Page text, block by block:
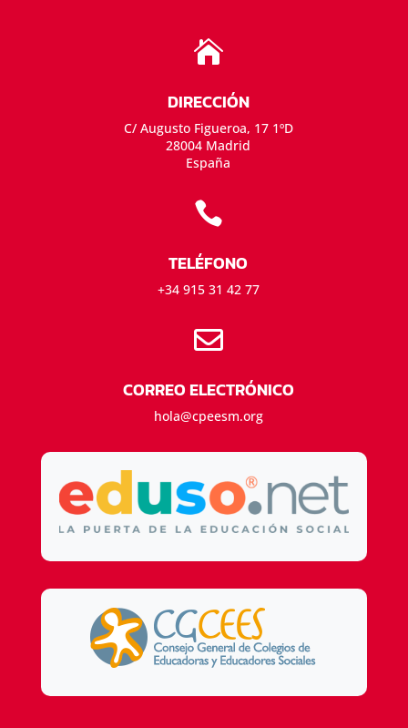

DIRECCIÓN
C/ Augusto Figueroa, 17 1ºD
28004 Madrid
España

TELÉFONO
+34 915 31 42 77

CORREO ELECTRÓNICO
hola@cpeesm.org